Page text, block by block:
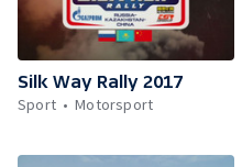
Silk Way Rally 2017
Sport
Motorsport